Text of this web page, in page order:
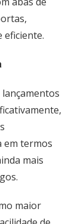
eficiente.
em termos
mais
maior